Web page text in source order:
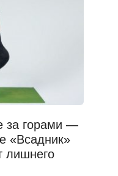
за горами —
«Всадник»
лишнего